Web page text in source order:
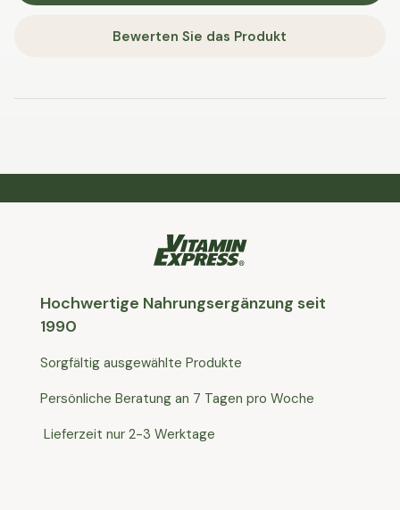
Bewerten Sie das Produkt
Hochwertige Nahrungsergänzung seit
1990
Sorgfältig ausgewählte Produkte
Persönliche Beratung an 7 Tagen pro Woche
Lieferzeit nur 2-3 Werktage